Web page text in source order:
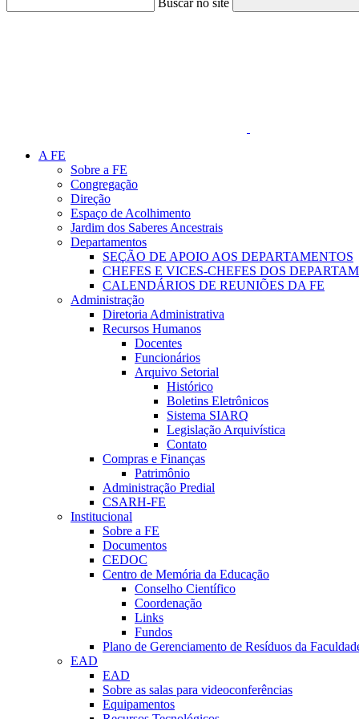
Buscar no site
A FE
Sobre a FE
Congregação
Direção
Espaço de Acolhimento
Jardim dos Saberes Ancestrais
Departamentos
SEÇÃO DE APOIO AOS DEPARTAMENTOS
CHEFES E VICES-CHEFES DOS
CALENDÁRIOS DE REUNIÕES DA FE
Administração
Diretoria Administrativa
Recursos Humanos
Docentes
Funcionários
Arquivo Setorial
Histórico
Boletins Eletrônicos
Sistema SIARQ
Legislação Arquivística
Contato
Compras e Finanças
Patrimônio
Administração Predial
CSARH-FE
Institucional
Sobre a FE
Documentos
CEDOC
Centro de Memória da Educação
Conselho Científico
Coordenação
Links
Fundos
Plano de Gerenciamento de Resíduos da
EAD
EAD
Sobre as salas para videoconferências
Equipamentos